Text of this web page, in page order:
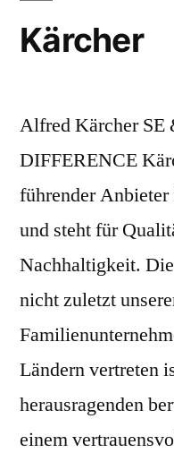
Kärcher
Alfred Kärcher
DIFFERENCE
führender
und steht für
Nachhaltigkeit.
nicht zuletzt
Ländern vertreten
herausragenden
einem